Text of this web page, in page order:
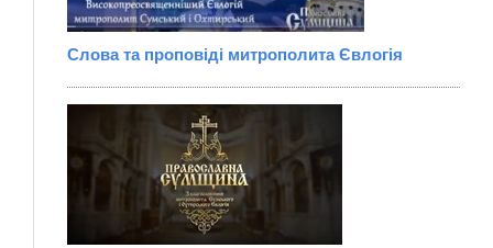
Слова та проповіді митрополита Євлогія